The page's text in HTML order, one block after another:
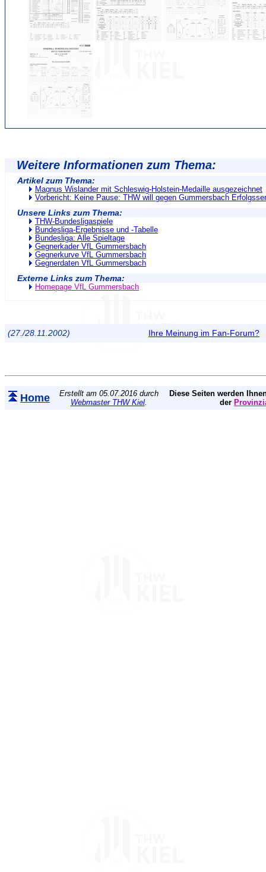
Weitere Informationen zum Thema:
Artikel zum Thema:
Magnus Wislander mit Schleswig-Holstein-Medaille ausgezeichnet
Vorbericht: Keine Pause: THW will gegen Gummersbach
Unsere Links zum Thema:
THW-Bundesligaspiele
Bundesliga-Ergebnisse und -Tabelle
Bundesliga: Alle Spieltage
Gegnerkader VfL Gummersbach
Gegnerkurve VfL Gummersbach
Gegnerdaten VfL Gummersbach
Externe Links zum Thema:
Homepage VfL Gummersbach
(27./28.11.2002) Ihre Meinung im Fan-Forum?
Home
Erstellt am 05.07.2016 durch
Webmaster THW Kiel.
Diese Seiten werden
der